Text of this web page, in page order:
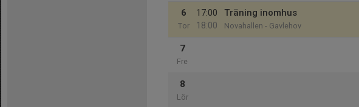
6
Tor
17:00
18:00
Träning inomhus
Novahallen - Gavlehov
7
Fre
8
Lör